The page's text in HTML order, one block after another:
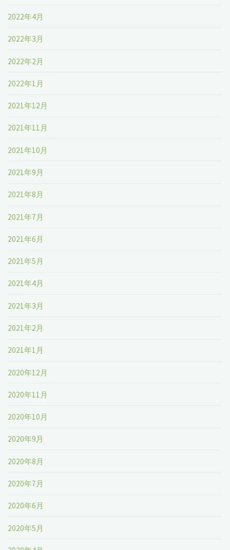
2022年4月
2022年3月
2022年2月
2022年1月
2021年12月
2021年11月
2021年10月
2021年9月
2021年8月
2021年7月
2021年6月
2021年5月
2021年4月
2021年3月
2021年2月
2021年1月
2020年12月
2020年11月
2020年10月
2020年9月
2020年8月
2020年7月
2020年6月
2020年5月